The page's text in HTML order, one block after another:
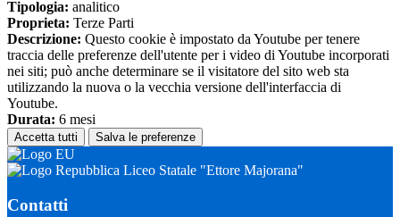
Tipologia: analitico
Proprieta: Terze Parti
Descrizione: Questo cookie è impostato da Youtube per tenere
traccia delle preferenze dell'utente per i video di Youtube incorporati
nei siti; può anche determinare se il visitatore del sito web sta
utilizzando la nuova o la vecchia versione dell'interfaccia di
Youtube.
Durata: 6 mesi
Accetta tutti Salva le preferenze
Liceo Statale "Ettore Majorana"
Contatti